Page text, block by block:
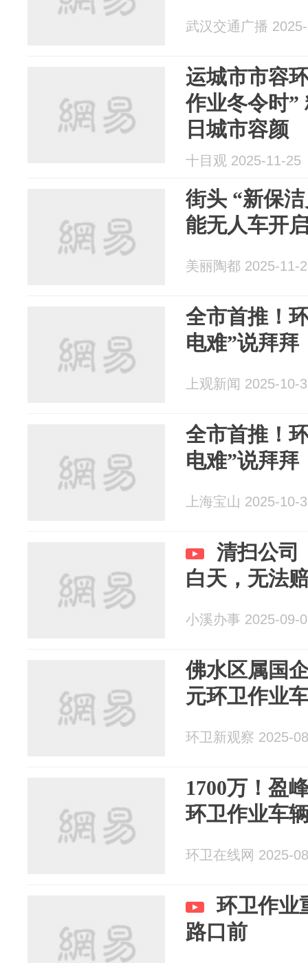
武汉交通广播
运城市市容
作业冬令时”
日城市容颜
十目观 2025-11-25
街头 “新保
能无人车开
美丽陶都 2025-11-
全市首推！
电难”说拜拜
上观新闻 2025-10-
全市首推！
电难”说拜拜
上海宝山 2025-10-
清扫公司
白天，无法
小溪办事 2025-09-
佛水区属国
元环卫作业
环卫新观察 2025-
1700万！盈
环卫作业车
环卫在线网 2025-
环卫作业
路口前